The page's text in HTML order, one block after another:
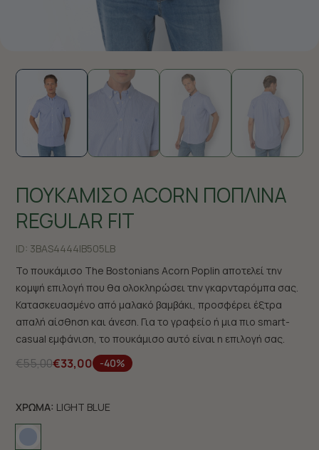
ΠΟΥΚΑΜΙΣΟ ACORN ΠΟΠΛΙΝΑ
REGULAR FIT
ID: 3BAS4444|B505LB
Το πουκάμισο The Bostonians Acorn Poplin αποτελεί την
κομψή επιλογή που θα ολοκληρώσει την γκαρνταρόμπα σας.
Κατασκευασμένο από μαλακό βαμβάκι, προσφέρει έξτρα
απαλή αίσθηση και άνεση. Για το γραφείο ή μια πιο smart-
casual εμφάνιση, το πουκάμισο αυτό είναι η επιλογή σας.
€55,00€33,00 -40%
ΧΡΩΜΑ: LIGHT BLUE